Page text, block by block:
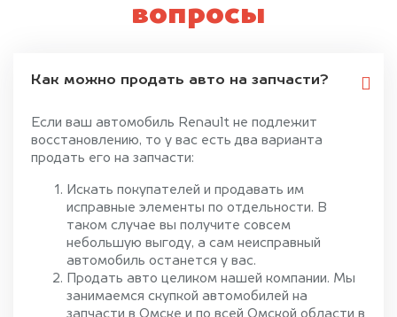
вопросы
Как можно продать авто на запчасти?
Если ваш автомобиль Renault не подлежит
восстановлению, то у вас есть два варианта
продать его на запчасти:
Искать покупателей и продавать им
исправные элементы по отдельности. В
таком случае вы получите совсем
небольшую выгоду, а сам неисправный
автомобиль останется у вас.
Продать авто целиком нашей компании. Мы
занимаемся скупкой автомобилей на
запчасти в Омске и по всей Омской области в